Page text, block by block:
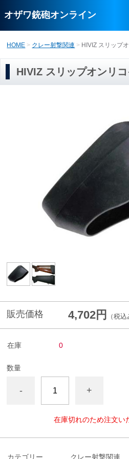
オザワ銃砲オンライン
HOME クレー射撃関連 HIVIZ スリップ
HIVIZ スリップオンリ
販売価格 4,702円 （税込
在庫 0
数量
- +
在庫切れのため注文い
カテゴリー クレー射撃関連